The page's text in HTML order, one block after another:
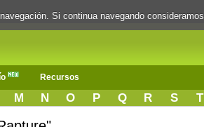
Recursos
M N O P Q R S T
Si continua navegando